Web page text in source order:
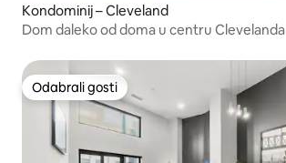
Kondominij – Cleveland
Dom daleko od doma u centru Clevelanda
Odabrali gosti
Odabrali gosti